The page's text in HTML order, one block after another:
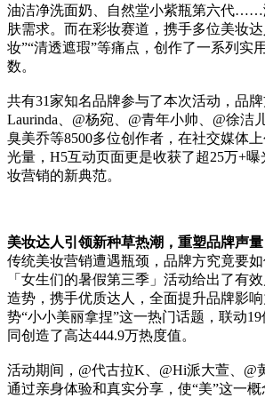
油洁净洗面奶、自然堂小紫瓶第六代……
肤需求。而在彩妆赛道，携手多位美妆
妆”“清透遮瑕”等痛点，创作了一系列实
数。
共有31家知名品牌参与了本次活动，品
Laurinda、@杨宛、@青年小帅、@徐洁
臭美乔等8500多位创作者，在社交媒体
光量，H5互动页面更是收获了超25万+
妆营销的新典范。
美妆达人引领新种草热潮，重塑品牌声量
传统美妆营销遭遇瓶颈，品牌方究竟要
「女生们的暑假第三季」活动给出了有
造势，携手优质达人，全面提升品牌影
势“小小美丽拿捏”这一热门话题，联动
同创造了高达444.9万热度值。
活动期间，@代古拉K、@Hi派大萱、@
通过亲身体验和真实分享，使“美”这一